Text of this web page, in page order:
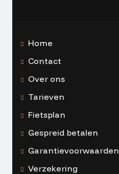
Home
Contact
Over ons
Tarieven
Fietsplan
Gespreid betalen
Garantievoorwaarden
Verzekering